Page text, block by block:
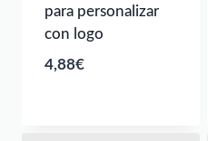
para personalizar
con logo
4,88€